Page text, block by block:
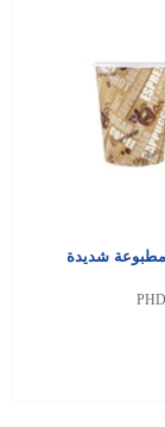
مطبوعة شديدة